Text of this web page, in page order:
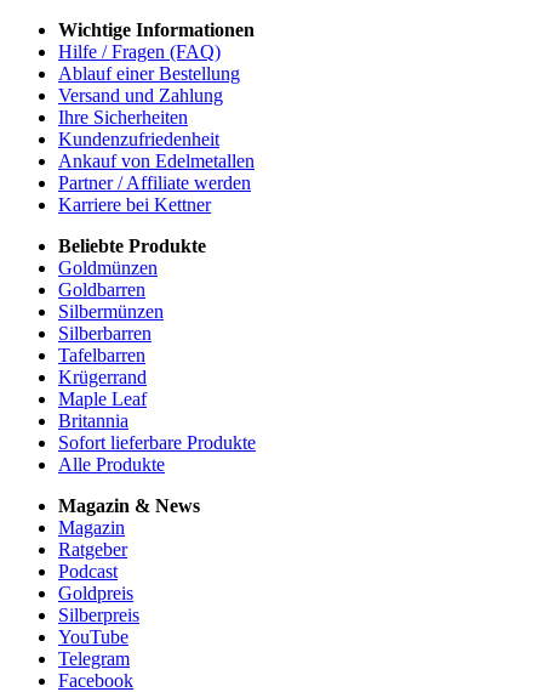
Wichtige Informationen
Hilfe / Fragen (FAQ)
Ablauf einer Bestellung
Versand und Zahlung
Ihre Sicherheiten
Kundenzufriedenheit
Ankauf von Edelmetallen
Partner / Affiliate werden
Karriere bei Kettner
Beliebte Produkte
Goldmünzen
Goldbarren
Silbermünzen
Silberbarren
Tafelbarren
Krügerrand
Maple Leaf
Britannia
Sofort lieferbare Produkte
Alle Produkte
Magazin & News
Magazin
Ratgeber
Podcast
Goldpreis
Silberpreis
YouTube
Telegram
Facebook